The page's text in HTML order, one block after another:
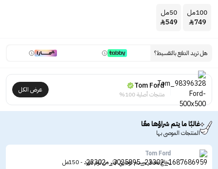
100مل
749

50مل
549

هل تريد الدفع بالتقسيط؟
Tom Ford
منتجات أصلية 100%
عرض الكل
غالبًا ما يتم شراؤها معًا
المنتجات الموصى بها
Tom Ford
بخاخ معطر جسم اومبري ليذر من توم فورد - 150مل